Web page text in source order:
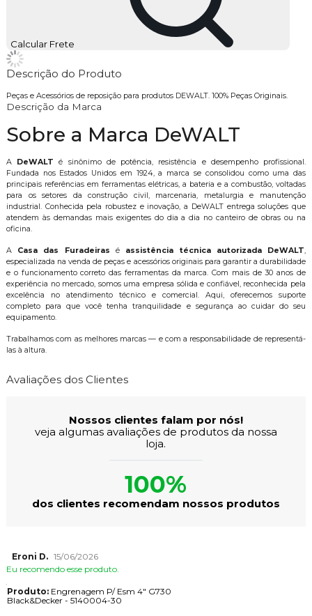
Calcular Frete
Descrição do Produto
Peças e Acessórios de reposição para produtos DEWALT. 100% Peças Originais.
Descrição da Marca
Sobre a Marca DeWALT
A DeWALT é sinônimo de potência, resistência e desempenho profissional.
Fundada nos Estados Unidos em 1924, a marca se consolidou como uma das
principais referências em ferramentas elétricas, a bateria e a combustão, voltadas
para os setores da construção civil, marcenaria, metalurgia e manutenção
industrial. Conhecida pela robustez e inovação, a DeWALT entrega soluções que
atendem às demandas mais exigentes do dia a dia no canteiro de obras ou na
oficina.
A Casa das Furadeiras é assistência técnica autorizada DeWALT,
especializada na venda de peças e acessórios originais para garantir a durabilidade
e o funcionamento correto das ferramentas da marca. Com mais de 30 anos de
experiência no mercado, somos uma empresa sólida e confiável, reconhecida pela
excelência no atendimento técnico e comercial. Aqui, oferecemos suporte
completo para que você tenha tranquilidade e segurança ao cuidar do seu
equipamento.
Trabalhamos com as melhores marcas — e com a responsabilidade de representá-
las à altura.
Avaliações dos Clientes
Nossos clientes falam por nós!
veja algumas avaliações de produtos da nossa
loja.
100%
dos clientes recomendam nossos produtos
Eroni D. 15/06/2026
Eu recomendo esse produto.
Produto:Engrenagem P/ Esm 4" G730
Black&Decker - 5140004-30